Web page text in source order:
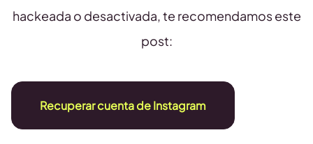
hackeada o desactivada, te recomendamos este
post:
Recuperar cuenta de Instagram